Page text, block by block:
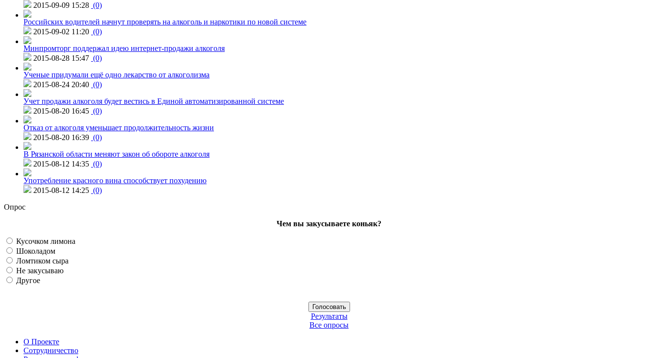
2015-09-09 15:28 (0)
Российских водителей начнут проверять на алкоголь и наркотики по новой системе
2015-09-02 11:20 (0)
Минпромторг поддержал идею интернет-продажи алкоголя
2015-08-28 15:47 (0)
Ученые придумали ещё одно лекарство от алкоголизма
2015-08-24 20:40 (0)
Учет продажи алкоголя будет вестись в Единой автоматизированной системе
2015-08-20 16:45 (0)
Отказ от алкоголя уменьшает продолжительность жизни
2015-08-20 16:39 (0)
В Рязанской области меняют закон об обороте алкоголя
2015-08-12 14:35 (0)
Употребление красного вина способствует похудению
2015-08-12 14:25 (0)
Опрос
Чем вы закусываете коньяк?
Кусочком лимона
Шоколадом
Ломтиком сыра
Не закусываю
Другое
Результаты
Все опросы
О Проекте
Сотрудничество